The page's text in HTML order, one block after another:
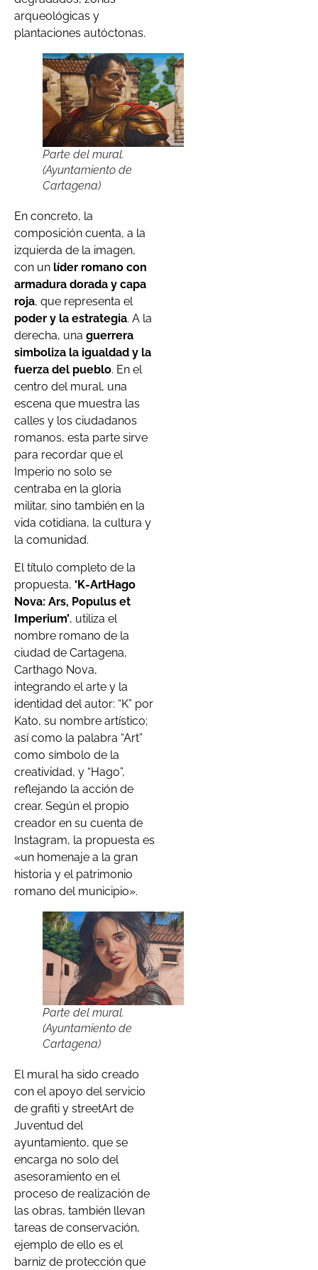
arqueológicas y
plantaciones autóctonas.
Parte del mural.
(Ayuntamiento de
Cartagena)
En concreto, la
composición cuenta, a la
izquierda de la imagen,
con un líder romano con
armadura dorada y capa
roja, que representa el
poder y la estrategia. A la
derecha, una guerrera
simboliza la igualdad y la
fuerza del pueblo. En el
centro del mural, una
escena que muestra las
calles y los ciudadanos
romanos, esta parte sirve
para recordar que el
Imperio no solo se
centraba en la gloria
militar, sino también en la
vida cotidiana, la cultura y
la comunidad.
El título completo de la
propuesta, ‘K-ArtHago
Nova: Ars, Populus et
Imperium’, utiliza el
nombre romano de la
ciudad de Cartagena,
Carthago Nova,
integrando el arte y la
identidad del autor: “K” por
Kato, su nombre artístico;
así como la palabra “Art”
como símbolo de la
creatividad, y “Hago”,
reflejando la acción de
crear. Según el propio
creador en su cuenta de
Instagram, la propuesta es
«un homenaje a la gran
historia y el patrimonio
romano del municipio».
Parte del mural.
(Ayuntamiento de
Cartagena)
El mural ha sido creado
con el apoyo del servicio
de grafiti y streetArt de
Juventud del
ayuntamiento, que se
encarga no solo del
asesoramiento en el
proceso de realización de
las obras, también llevan
tareas de conservación,
ejemplo de ello es el
barniz de protección que